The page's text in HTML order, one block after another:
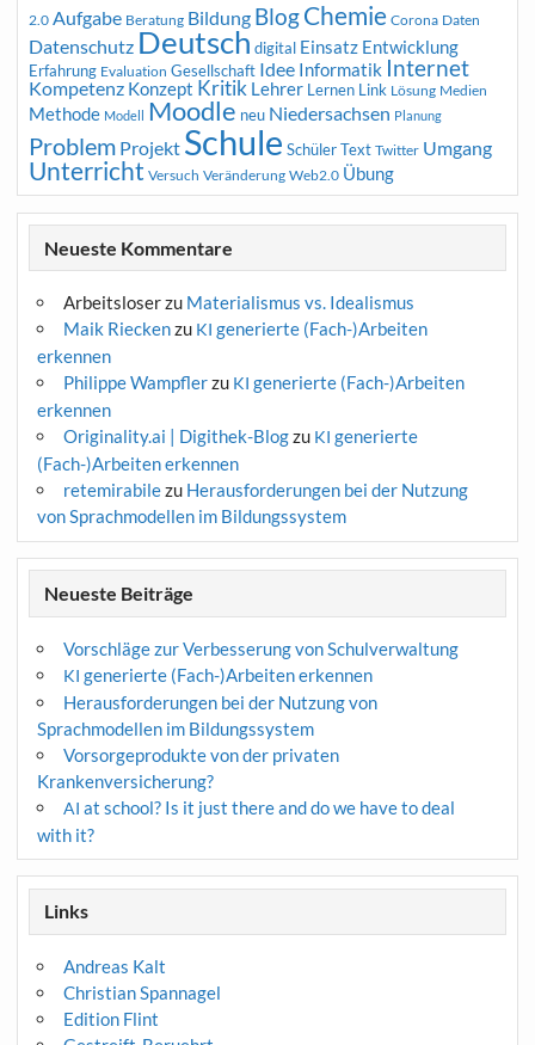
2.0 Aufgabe Beratung Bildung BlogChemie Corona Daten
Datenschutz Deutsch digital Einsatz Entwicklung
Erfahrung Evaluation Gesellschaft Idee Informatik Internet
Kompetenz Konzept Kritik Lehrer Lernen Link Lösung Medien
Methode Modell Moodle neu Niedersachsen Planung
Problem Projekt Schule Schüler Text Twitter Umgang
Unterricht Versuch Veränderung Web2.0 Übung
Neueste Kommentare
Arbeitsloserzu Materialismus vs. Idealismus
Maik Rieckenzu KI generierte (Fach-)Arbeiten
erkennen
Philippe Wampflerzu KI generierte (Fach-)Arbeiten
erkennen
Originality.ai | Digithek-Blogzu KI generierte
(Fach-)Arbeiten erkennen
retemirabilezu Herausforderungen bei der Nutzung
von Sprachmodellen im Bildungssystem
Neueste Beiträge
Vorschläge zur Verbesserung von Schulverwaltung
KI generierte (Fach-)Arbeiten erkennen
Herausforderungen bei der Nutzung von
Sprachmodellen im Bildungssystem
Vorsorgeprodukte von der privaten
Krankenversicherung?
AI at school? Is it just there and do we have to deal
with it?
Links
Andreas Kalt
Christian Spannagel
Edition Flint